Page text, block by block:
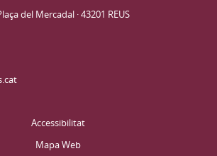
del Mercadal · 43201 REUS
Accessibilitat
Mapa Web